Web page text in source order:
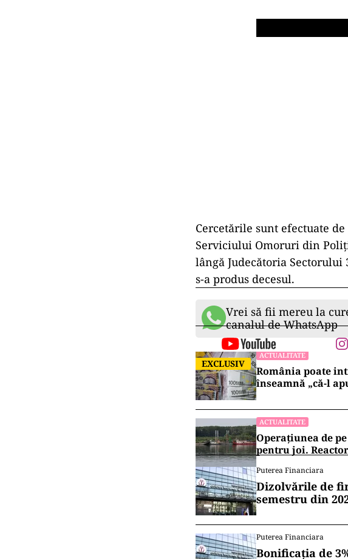
Cercetările sunt efectuate
Serviciului Omoruri din
lângă Judecătoria
s-a produs decesul.
Vrei să fii mereu la
canalul de WhatsApp
EXCLUSIV
ACTUALITATE
România poate
înseamnă „că-l
ACTUALITATE
Operațiunea de
pentru joi.
Puterea Financiara
Dizolvările de
semestru din
Puterea Financiara
Bonificația de